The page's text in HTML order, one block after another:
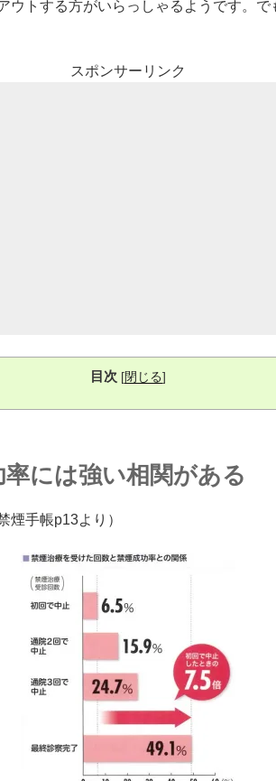
ウトする方がいらっしゃるようです。
スポンサーリンク
目次 [閉じる]
には強い相関がある
煙手帳p13より）